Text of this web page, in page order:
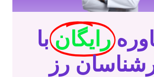
رایگان با
رز